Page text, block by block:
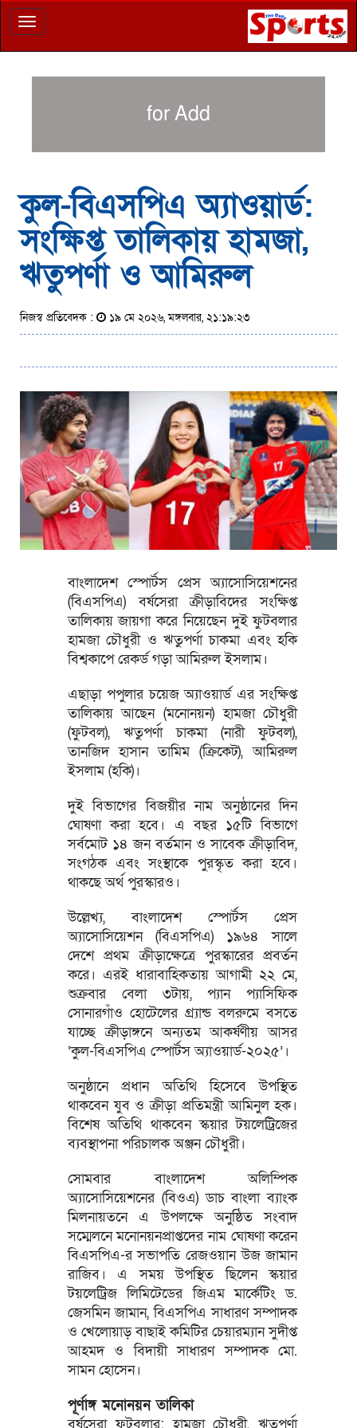
Toggle
navigation
for Add
কুল-বিএসপিএ অ্যাওয়ার্ড:
সংক্ষিপ্ত তালিকায় হামজা,
ঋতুপর্ণা ও আমিরুল
নিজস্ব প্রতিবেদক : ১৯ মে ২০২৬, মঙ্গলবার, ২১:১৯:২৩
বাংলাদেশ স্পোর্টস প্রেস অ্যাসোসিয়েশনের
(বিএসপিএ) বর্ষসেরা ক্রীড়াবিদের সংক্ষিপ্ত
তালিকায় জায়গা করে নিয়েছেন দুই ফুটবলার
হামজা চৌধুরী ও ঋতুপর্ণা চাকমা এবং হকি
বিশ্বকাপে রেকর্ড গড়া আমিরুল ইসলাম।
এছাড়া পপুলার চয়েজ অ্যাওয়ার্ড এর সংক্ষিপ্ত
তালিকায় আছেন (মনোনয়ন) হামজা চৌধুরী
(ফুটবল), ঋতুপর্ণা চাকমা (নারী ফুটবল),
তানজিদ হাসান তামিম (ক্রিকেট), আমিরুল
ইসলাম (হকি)।
দুই বিভাগের বিজয়ীর নাম অনুষ্ঠানের দিন
ঘোষণা করা হবে। এ বছর ১৫টি বিভাগে
সর্বমোট ১৪ জন বর্তমান ও সাবেক ক্রীড়াবিদ,
সংগঠক এবং সংস্থাকে পুরস্কৃত করা হবে।
থাকছে অর্থ পুরস্কারও।
উল্লেখ্য, বাংলাদেশ স্পোর্টস প্রেস
অ্যাসোসিয়েশন (বিএসপিএ) ১৯৬৪ সালে
দেশে প্রথম ক্রীড়াক্ষেত্রে পুরস্কারের প্রবর্তন
করে। এরই ধারাবাহিকতায় আগামী ২২ মে,
শুক্রবার বেলা ৩টায়, প্যান প্যাসিফিক
সোনারগাঁও হোটেলের গ্র্যান্ড বলরুমে বসতে
যাচ্ছে ক্রীড়াঙ্গনে অন্যতম আকর্ষণীয় আসর
‘কুল-বিএসপিএ স্পোর্টস অ্যাওয়ার্ড-২০২৫’।
অনুষ্ঠানে প্রধান অতিথি হিসেবে উপস্থিত
থাকবেন যুব ও ক্রীড়া প্রতিমন্ত্রী আমিনুল হক।
বিশেষ অতিথি থাকবেন স্কয়ার টয়লেট্রিজের
ব্যবস্থাপনা পরিচালক অঞ্জন চৌধুরী।
সোমবার বাংলাদেশ অলিম্পিক
অ্যাসোসিয়েশনের (বিওএ) ডাচ বাংলা ব্যাংক
মিলনায়তনে এ উপলক্ষে অনুষ্ঠিত সংবাদ
সম্মেলনে মনোনয়নপ্রাপ্তদের নাম ঘোষণা করেন
বিএসপিএ-র সভাপতি রেজওয়ান উজ জামান
রাজিব। এ সময় উপস্থিত ছিলেন স্কয়ার
টয়লেট্রিজ লিমিটেডের জিএম মার্কেটিং ড.
জেসমিন জামান, বিএসপিএ সাধারণ সম্পাদক
ও খেলোয়াড় বাছাই কমিটির চেয়ারম্যান সুদীপ্ত
আহমদ ও বিদায়ী সাধারণ সম্পাদক মো.
সামন হোসেন।
পূর্ণাঙ্গ মনোনয়ন তালিকা
বর্ষসেরা ফুটবলার: হামজা চৌধুরী, ঋতুপর্ণা